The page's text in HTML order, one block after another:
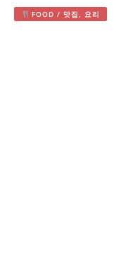
FOOD / 맛집, 요리